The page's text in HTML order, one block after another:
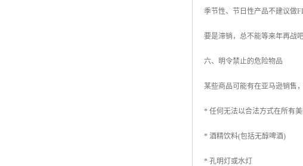
季节性、节日性产品不建议做
要是滞销，总不能等来年再战
六、明令禁止的危险物品
某些商品可能有在亚马逊销售
* 任何无法以合法方式在所有
* 酒精饮料(包括无醇啤酒)
* 孔明灯或水灯